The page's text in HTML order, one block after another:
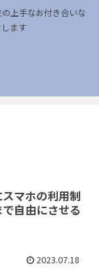
上手なお付き合いな
ます
マホの利用制
自由にさせる
2023.07.18